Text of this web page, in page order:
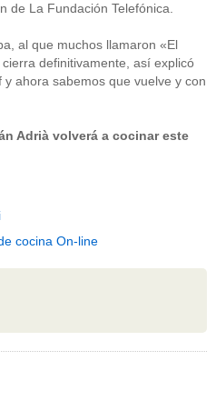
de La Fundación Telefónica.
al que muchos llamaron «El
definitivamente, así explicó
ahora sabemos que vuelve y con
Adrià volverá a cocinar este
cocina On-line